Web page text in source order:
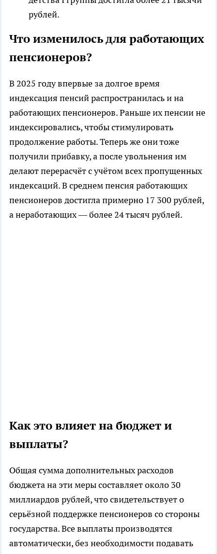
рублей.
Что изменилось для работающих
пенсионеров?
В 2025 году впервые за долгое время
индексация пенсий распространилась и на
работающих пенсионеров. Раньше их пенсии не
индексировались, чтобы стимулировать
продолжение работы. Теперь же они тоже
получили прибавку, а после увольнения им
делают перерасчёт с учётом всех пропущенных
индексаций. В среднем пенсия работающих
пенсионеров достигла примерно 17 300 рублей,
а неработающих — более 24 тысяч рублей.
Как это влияет на бюджет и
выплаты?
Общая сумма дополнительных расходов
бюджета на эти меры составляет около 30
миллиардов рублей, что свидетельствует о
серьёзной поддержке пенсионеров со стороны
государства. Все выплаты производятся
автоматически, без необходимости подавать